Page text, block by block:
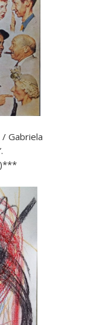
Gabriela